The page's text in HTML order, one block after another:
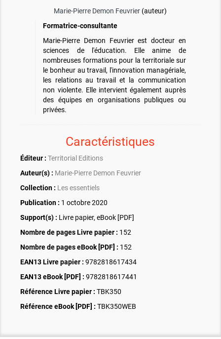
Marie-Pierre Demon Feuvrier (auteur)
Formatrice-consultante
Marie-Pierre Demon Feuvrier est docteur en
sciences de l'éducation. Elle anime de
nombreuses formations pour la territoriale sur
le bonheur au travail, l'innovation managériale,
les relations au travail et la communication
non violente. Elle intervient également auprès
des équipes en organisations publiques ou
privées.
Caractéristiques
Éditeur : Territorial Editions
Auteur(s) : Marie-Pierre Demon Feuvrier
Collection : Les essentiels
Publication : 1 octobre 2020
Support(s) : Livre papier, eBook [PDF]
Nombre de pages Livre papier : 152
Nombre de pages eBook [PDF] : 152
EAN13 Livre papier : 9782818617434
EAN13 eBook [PDF] : 9782818617441
Référence Livre papier : TBK350
Référence eBook [PDF] : TBK350WEB